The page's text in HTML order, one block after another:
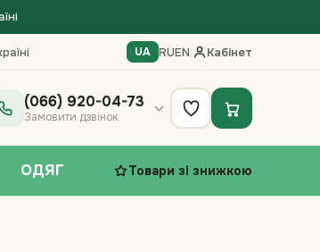
UA RUEN Кабінет
(066) 920-04-73
Замовити дзвінок
ОДЯГ Товари зі знижкою